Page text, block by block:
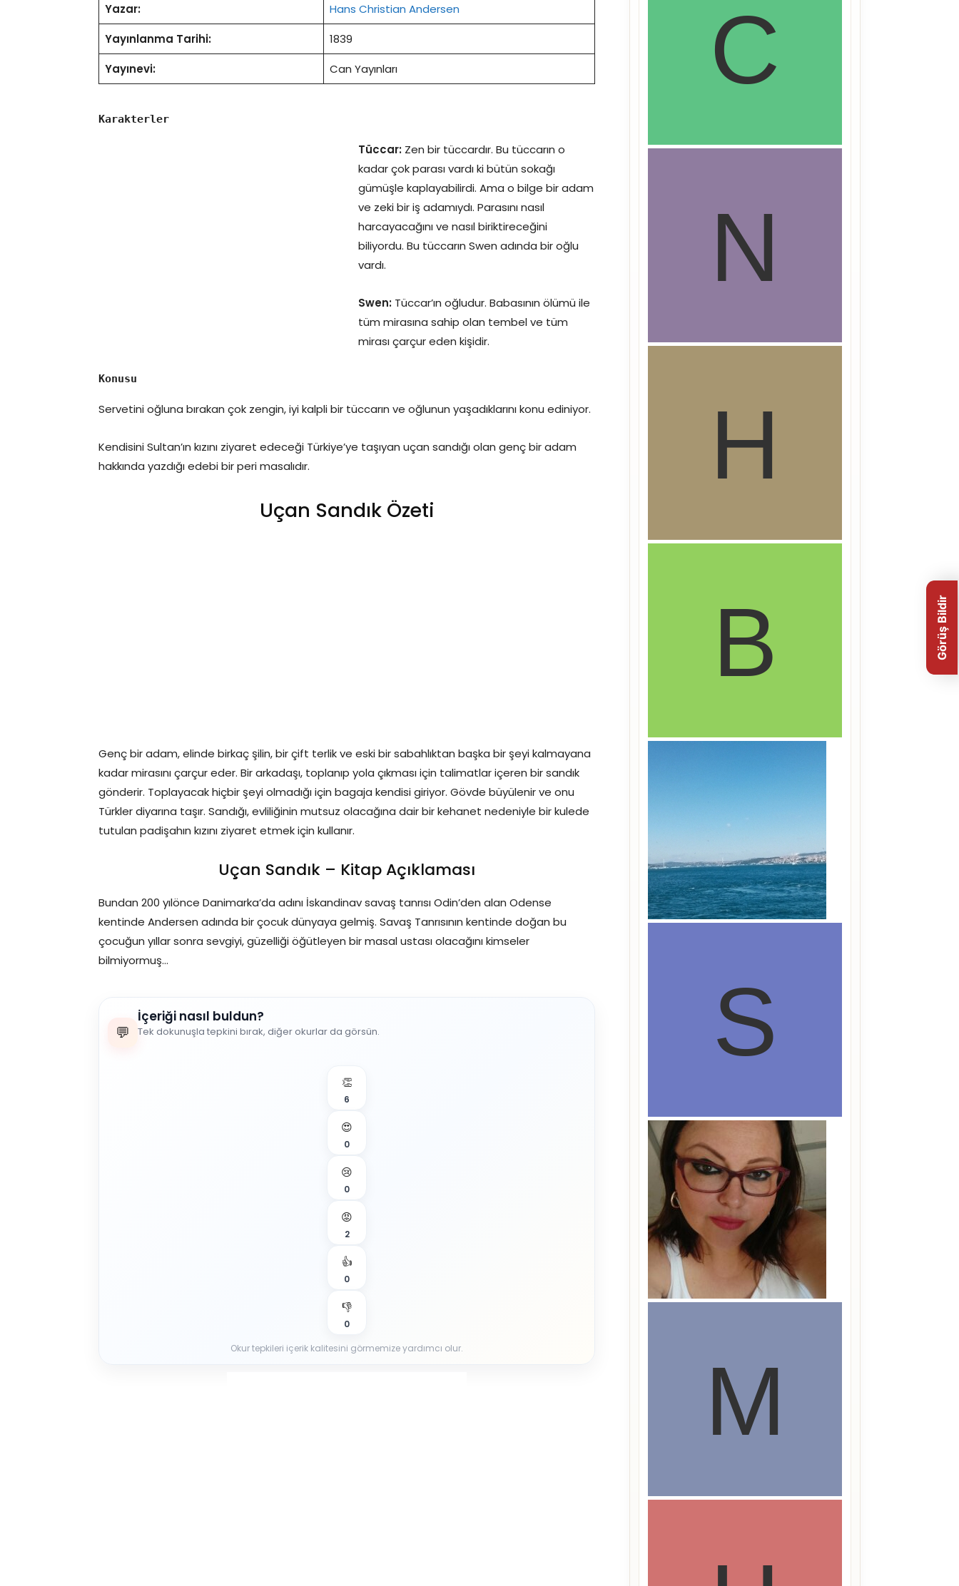
Yazar:
Hans Christian Andersen
Yayınlanma Tarihi:
1839
Yayınevi:
Can Yayınları
Karakterler
Tüccar: Zen bir tüccardır. Bu tüccarın o
kadar çok parası vardı ki bütün sokağı
gümüşle kaplayabilirdi. Ama o bilge bir adam
ve zeki bir iş adamıydı. Parasını nasıl
harcayacağını ve nasıl biriktireceğini
biliyordu. Bu tüccarın Swen adında bir oğlu
vardı.
Swen: Tüccar’ın oğludur. Babasının ölümü ile
tüm mirasına sahip olan tembel ve tüm
mirası çarçur eden kişidir.
Konusu
Servetini oğluna bırakan çok zengin, iyi kalpli bir tüccarın ve oğlunun yaşadıklarını konu ediniyor.
Kendisini Sultan’ın kızını ziyaret edeceği Türkiye’ye taşıyan uçan sandığı olan genç bir adam
hakkında yazdığı edebi bir peri masalıdır.
Uçan Sandık Özeti
Genç bir adam, elinde birkaç şilin, bir çift terlik ve eski bir sabahlıktan başka bir şeyi kalmayana
kadar mirasını çarçur eder. Bir arkadaşı, toplanıp yola çıkması için talimatlar içeren bir sandık
gönderir. Toplayacak hiçbir şeyi olmadığı için bagaja kendisi giriyor. Gövde büyülenir ve onu
Türkler diyarına taşır. Sandığı, evliliğinin mutsuz olacağına dair bir kehanet nedeniyle bir kulede
tutulan padişahın kızını ziyaret etmek için kullanır.
Uçan Sandık – Kitap Açıklaması
Bundan 200 yılönce Danimarka’da adını İskandinav savaş tanrısı Odin’den alan Odense
kentinde Andersen adında bir çocuk dünyaya gelmiş. Savaş Tanrısının kentinde doğan bu
çocuğun yıllar sonra sevgiyi, güzelliği öğütleyen bir masal ustası olacağını kimseler
bilmiyormuş…
💬
İçeriği nasıl buldun?
Tek dokunuşla tepkini bırak, diğer okurlar da görsün.
👏
6
😍
0
😢
0
😡
2
👍
0
👎
0
Okur tepkileri içerik kalitesini görmemize yardımcı olur.
Görüş Bildir